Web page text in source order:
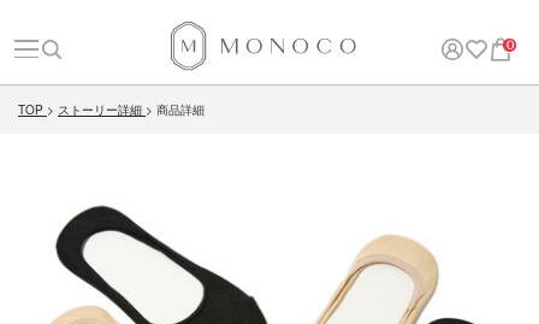
0
TOP ストーリー詳細 商品詳細